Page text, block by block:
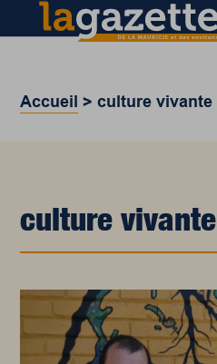
Accueil >culture vivante
culture vivante